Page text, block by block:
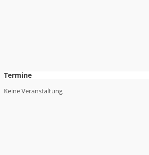
Termine
Keine Veranstaltung